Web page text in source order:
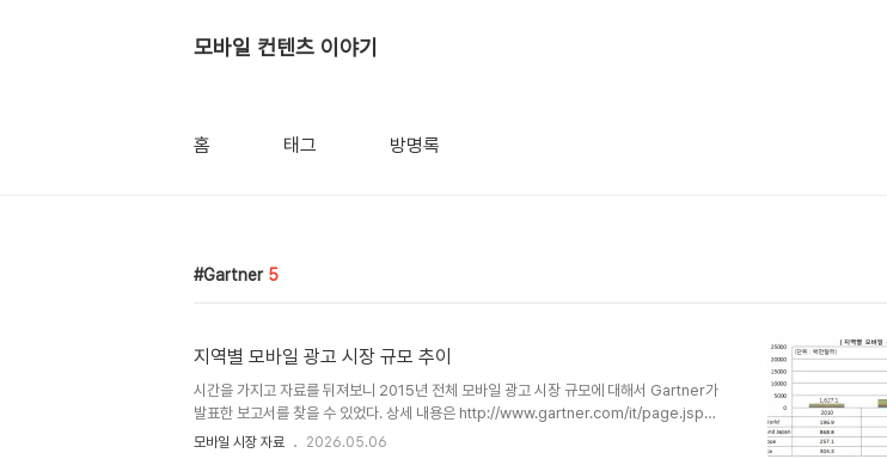
모바일 컨텐츠 이야기
홈 태그 방명록
Gartner 5
지역별 모바일 광고 시장 규모 추이
시간을 가지고 자료를 뒤져보니 2015년 전체 모바일 광고 시장 규모에 대해서 Gartner가
발표한 보고서를 찾을 수 있었다. 상세 내용은 http://www.gartner.com/it/page.jsp?
id=1726614 에서 확인할 수 있으며, 주요 데이터를 그래프로 만들어 보았다. 참고하기를
모바일 시장 자료 2026.05.06